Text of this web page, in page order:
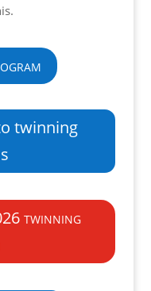
twinning
twinning